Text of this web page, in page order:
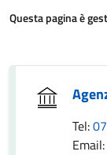
Questa pagina è
Tel:
Email: